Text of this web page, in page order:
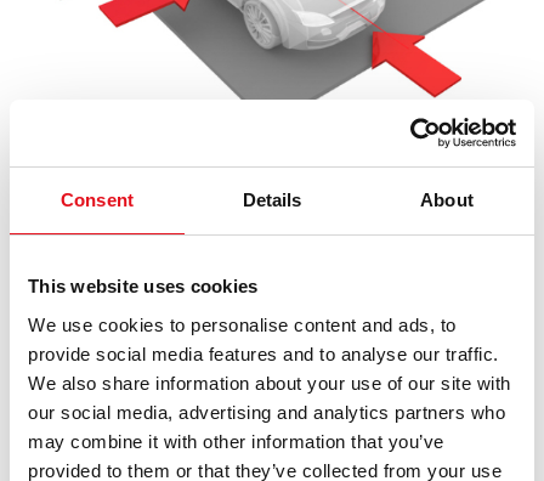
Consent Details About
This website uses cookies
We use cookies to personalise content and ads, to
provide social media features and to analyse our traffic.
We also share information about your use of our site with
our social media, advertising and analytics partners who
may combine it with other information that you’ve
provided to them or that they’ve collected from your use
pöörlemistakistust ning telg- ja radiaaljõudude
ülekandmist. Lisaks toetab koost rattarummu, ratta- ja
piduriketast (või -trumlit) ning sisaldab ratta kiiruse
andureid mis tahes juhiabisüsteemide jaoks.
Teie tähtsaima abilisena rattalaagri komplektide ja
rattarummude valdkonnas tagab febi, et selle kõik